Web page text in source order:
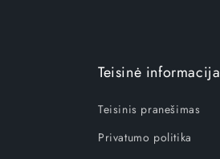
Teisinė informacija
Teisinis pranešimas
Privatumo politika